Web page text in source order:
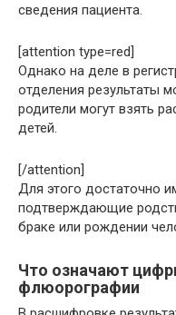
сведения пациента.
[attention type=red]
Однако на деле в
отделения результаты
родители могут взять
детей.
[/attention]
Для этого достаточно
подтверждающие
браке или рождении
Что означают
флюорографии